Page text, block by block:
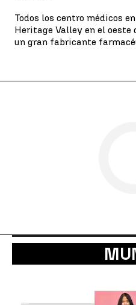
Todos los centro médicos
Heritage Valley en el
un gran fabricante